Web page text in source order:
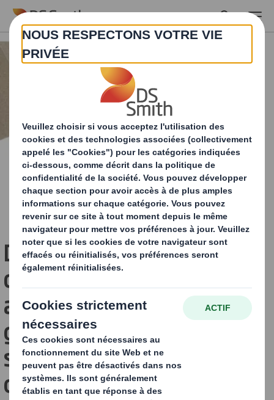
Skip to main content
DS Smith et SOMFY
développent des
alternatives au plastique
grâce à de nouvelles
solutions de calage en
carton ondulé